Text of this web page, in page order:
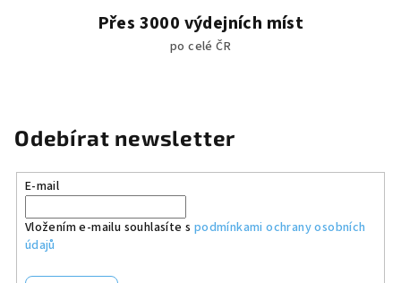
u
Přes 3000 výdejních míst
po celé ČR
Odebírat newsletter
E-mail
Vložením e-mailu souhlasíte s podmínkami ochrany osobních
údajů